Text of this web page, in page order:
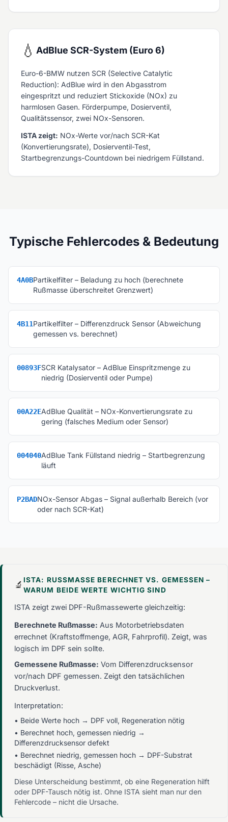
💧 AdBlue SCR-System (Euro 6)
Euro-6-BMW nutzen SCR (Selective Catalytic
Reduction): AdBlue wird in den Abgasstrom
eingespritzt und reduziert Stickoxide (NOx) zu
harmlosen Gasen. Förderpumpe, Dosierventil,
Qualitätssensor, zwei NOx-Sensoren.
ISTA zeigt: NOx-Werte vor/nach SCR-Kat
(Konvertierungsrate), Dosierventil-Test,
Startbegrenzungs-Countdown bei niedrigem Füllstand.
Typische Fehlercodes & Bedeutung
4A0BPartikelfilter – Beladung zu hoch (berechnete
Rußmasse überschreitet Grenzwert)
4B11Partikelfilter – Differenzdruck Sensor (Abweichung
gemessen vs. berechnet)
00893FSCR Katalysator – AdBlue Einspritzmenge zu
niedrig (Dosierventil oder Pumpe)
00A22EAdBlue Qualität – NOx-Konvertierungsrate zu
gering (falsches Medium oder Sensor)
004040AdBlue Tank Füllstand niedrig – Startbegrenzung
läuft
P2BADNOx-Sensor Abgas – Signal außerhalb Bereich (vor
oder nach SCR-Kat)
🔬 ISTA: RUSSMASSE BERECHNET VS. GEMESSEN – W
ARUM BEIDE WERTE WICHTIG SIND
ISTA zeigt zwei DPF-Rußmassewerte gleichzeitig:
Berechnete Rußmasse: Aus Motorbetriebsdaten
errechnet (Kraftstoffmenge, AGR, Fahrprofil). Zeigt, was
logisch im DPF sein sollte.
Gemessene Rußmasse: Vom Differenzdrucksensor
vor/nach DPF gemessen. Zeigt den tatsächlichen
Druckverlust.
Interpretation:
• Beide Werte hoch → DPF voll, Regeneration nötig
• Berechnet hoch, gemessen niedrig →
Differenzdrucksensor defekt
• Berechnet niedrig, gemessen hoch → DPF-Substrat
beschädigt (Risse, Asche)
Diese Unterscheidung bestimmt, ob eine Regeneration hilft
oder DPF-Tausch nötig ist. Ohne ISTA sieht man nur den
Fehlercode – nicht die Ursache.